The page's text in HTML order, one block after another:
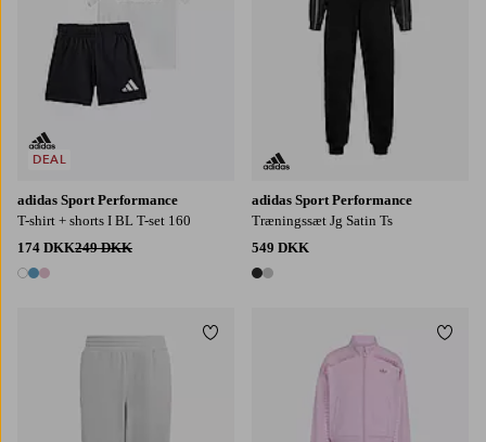
adidas Sport Performance
T-shirt + shorts I BL T-set 160
174 DKK249 DKK
3 farver
DEAL
adidas Sport Performance
Træningssæt Jg Satin Ts
549 DKK
2 farver
Tilføj til favoritter
128